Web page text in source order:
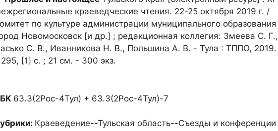
краеведческие чтения. 22-25 октября 2019 г. /
по культуре администрации муниципального образования
Новомосковск [и др.] ; редакционная коллегия: Змеева С. Г.,
С. В., Иванникова Н. В., Польшина А. В. - Тула : ТППО, 2019.
[1] с. ; 21 см. - 300 экз.
63.3(2Рос-4Тул) + 63.3(2Рос-4Тул)-7
Краеведение--Тульская область--Съезды и конференции